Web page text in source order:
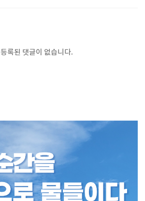
등록된 댓글이 없습니다.